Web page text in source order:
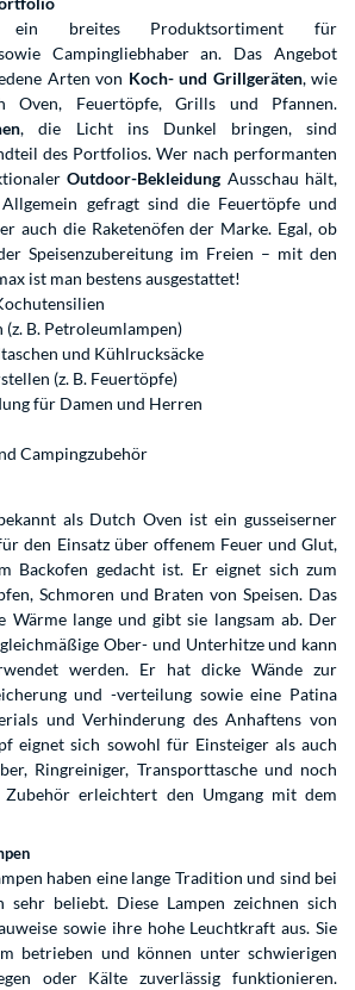
ein breites Produktsortiment für
Campingliebhaber an. Das Angebot
Arten von Koch- und Grillgeräten, wie
Oven, Feuertöpfe, Grills und Pfannen.
, die Licht ins Dunkel bringen, sind
des Portfolios. Wer nach performanten
Outdoor-Bekleidung Ausschau hält,
gefragt sind die Feuertöpfe und
auch die Raketenöfen der Marke. Egal, ob
Speisenzubereitung im Freien – mit den
ist man bestens ausgestattet!
B. Petroleumlampen)
und Kühlrucksäcke
(z. B. Feuertöpfe)
für Damen und Herren
Campingzubehör
als Dutch Oven ist ein gusseiserner
den Einsatz über offenem Feuer und Glut,
Backofen gedacht ist. Er eignet sich zum
Schmoren und Braten von Speisen. Das
Wärme lange und gibt sie langsam ab. Der
Ober- und Unterhitze und kann
werden. Er hat dicke Wände zur
und -verteilung sowie eine Patina
und Verhinderung des Anhaftens von
eignet sich sowohl für Einsteiger als auch
Ringreiniger, Transporttasche und noch
Zubehör erleichtert den Umgang mit dem
haben eine lange Tradition und sind bei
sehr beliebt. Diese Lampen zeichnen sich
sowie ihre hohe Leuchtkraft aus. Sie
betrieben und können unter schwierigen
oder Kälte zuverlässig funktionieren.